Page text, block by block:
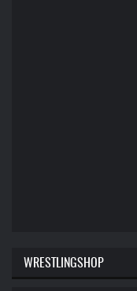
WRESTLINGSHOP